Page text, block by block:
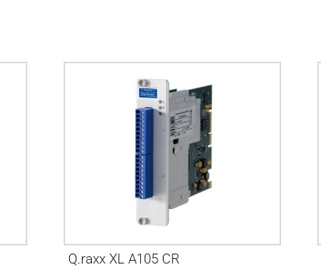
Q.raxx XL A105 CR